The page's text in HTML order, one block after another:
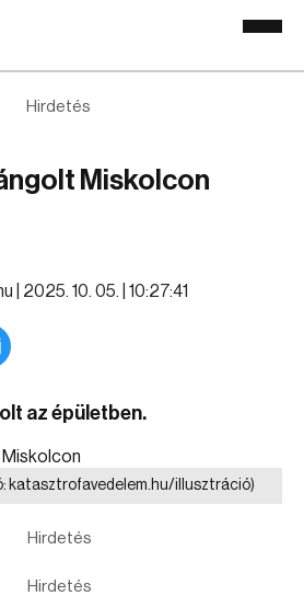
Hirdetés
Miskolcon
| 2025. 10. 05. | 10:27:41
az épületben.
katasztrofavedelem.hu/illusztráció)
Hirdetés
Hirdetés